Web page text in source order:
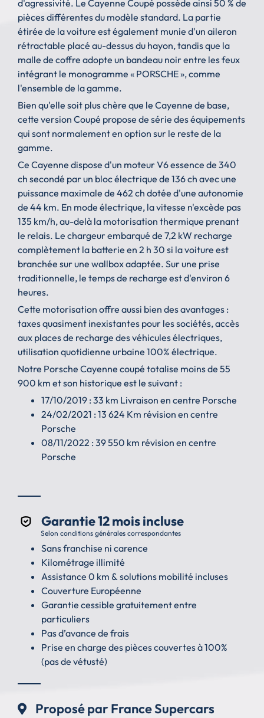
d'agressivité. Le Cayenne Coupé possède ainsi 50 % de
pièces différentes du modèle standard. La partie
étirée de la voiture est également munie d'un aileron
rétractable placé au-dessus du hayon, tandis que la
malle de coffre adopte un bandeau noir entre les feux
intégrant le monogramme « PORSCHE », comme
l'ensemble de la gamme.
Bien qu'elle soit plus chère que le Cayenne de base,
cette version Coupé propose de série des équipements
qui sont normalement en option sur le reste de la
gamme.
Ce Cayenne dispose d'un moteur V6 essence de 340
ch secondé par un bloc électrique de 136 ch avec une
puissance maximale de 462 ch dotée d'une autonomie
de 44 km. En mode électrique, la vitesse n'excède pas
135 km/h, au-delà la motorisation thermique prenant
le relais. Le chargeur embarqué de 7,2 kW recharge
complètement la batterie en 2 h 30 si la voiture est
branchée sur une wallbox adaptée. Sur une prise
traditionnelle, le temps de recharge est d'environ 6
heures.
Cette motorisation offre aussi bien des avantages :
taxes quasiment inexistantes pour les sociétés, accès
aux places de recharge des véhicules électriques,
utilisation quotidienne urbaine 100% électrique.
Notre Porsche Cayenne coupé totalise moins de 55
900 km et son historique est le suivant :
17/10/2019 : 33 km Livraison en centre Porsche
24/02/2021 : 13 624 Km révision en centre
Porsche
08/11/2022 : 39 550 km révision en centre
Porsche
Garantie 12 mois incluse
Selon conditions générales correspondantes
Sans franchise ni carence
Kilométrage illimité
Assistance 0 km & solutions mobilité incluses
Couverture Européenne
Garantie cessible gratuitement entre
particuliers
Pas d’avance de frais
Prise en charge des pièces couvertes à 100%
(pas de vétusté)
Proposé par France Supercars